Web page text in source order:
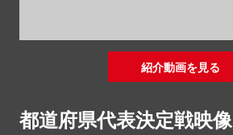
紹介動画を見る
都道府県代表決定戦映像